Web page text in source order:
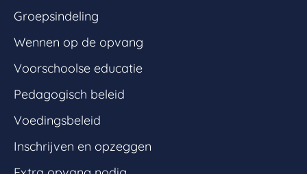
Groepsindeling
Wennen op de opvang
Voorschoolse educatie
Pedagogisch beleid
Voedingsbeleid
Inschrijven en opzeggen